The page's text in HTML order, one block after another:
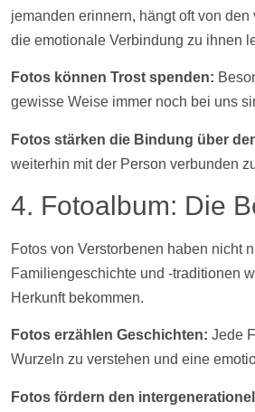
jemanden erinnern, hängt oft von
die emotionale Verbindung zu ihnen
Fotos können Trost spenden:
gewisse Weise immer noch bei uns
Fotos stärken die Bindung über
weiterhin mit der Person verbunden
4. Fotoalbum: Die
Fotos von Verstorbenen haben nicht
Familiengeschichte und -traditionen
Herkunft bekommen.
Fotos erzählen Geschichten: Jede
Wurzeln zu verstehen und eine
Fotos fördern den